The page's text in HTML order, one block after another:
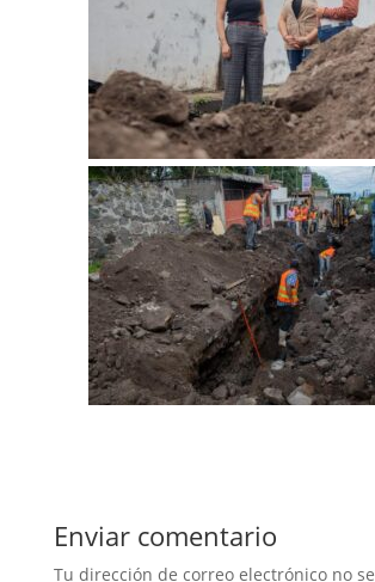
Enviar comentario
Tu dirección de correo electrónico no